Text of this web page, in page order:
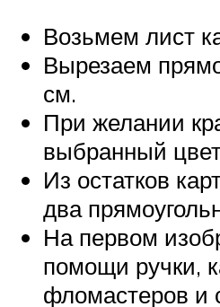
Возьмем лист
Вырезаем
см.
При желании
выбранный
Из остатков
два
На первом
помощи ручки,
фломастеров и